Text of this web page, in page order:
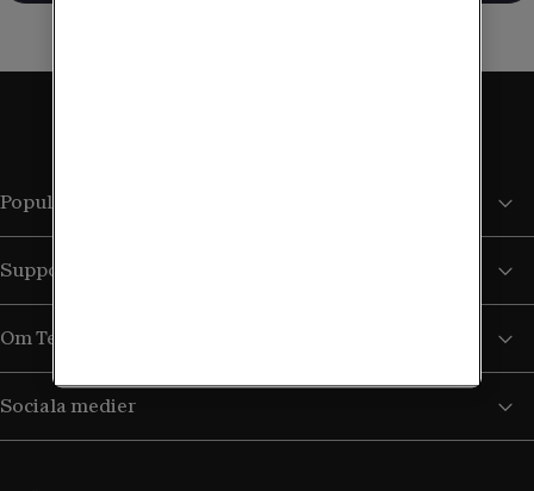
Populära sidor
Support
Om Tele2
Sociala medier